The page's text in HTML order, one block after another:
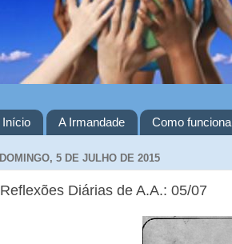
Início A Irmandade Como funciona
DOMINGO, 5 DE JULHO DE 2015
Reflexões Diárias de A.A.: 05/07